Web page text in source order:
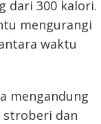
dari 300 kalori.
mengurangi
waktu
mengandung
stroberi dan